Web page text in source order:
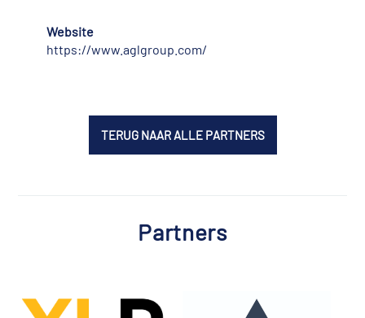
Website
https://www.aglgroup.com/
TERUG NAAR ALLE PARTNERS
Partners